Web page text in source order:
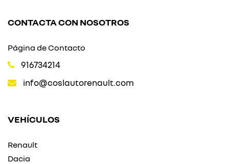
CONTACTA CON NOSOTROS
Página de Contacto
916734214
info@coslautorenault.com
VEHÍCULOS
Renault
Dacia